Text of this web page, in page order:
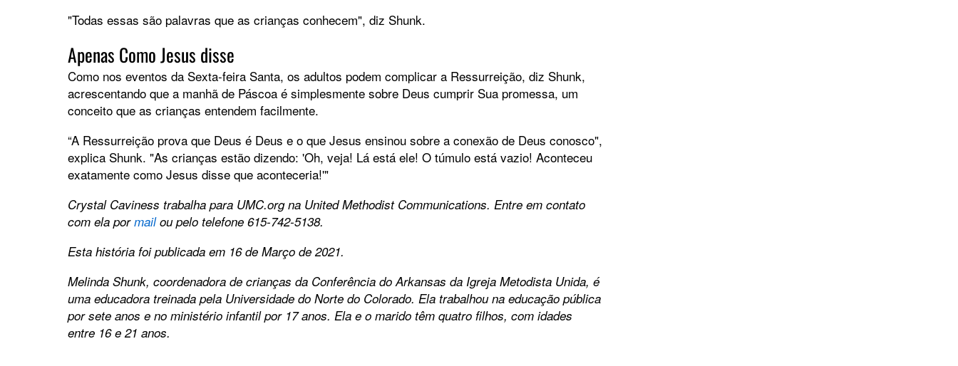
"Todas essas são palavras que as crianças conhecem", diz Shunk.
Apenas Como Jesus disse
Como nos eventos da Sexta-feira Santa, os adultos podem complicar a Ressurreição, diz Shunk,
acrescentando que a manhã de Páscoa é simplesmente sobre Deus cumprir Sua promessa, um
conceito que as crianças entendem facilmente.
“A Ressurreição prova que Deus é Deus e o que Jesus ensinou sobre a conexão de Deus conosco",
explica Shunk. "As crianças estão dizendo: 'Oh, veja! Lá está ele! O túmulo está vazio! Aconteceu
exatamente como Jesus disse que aconteceria!'"
Crystal Caviness trabalha para UMC.org na United Methodist Communications. Entre em contato
com ela pormailou pelo telefone 615-742-5138.
Esta história foi publicada em 16 de Março de 2021.
Melinda Shunk, coordenadora de crianças da Conferência do Arkansas da Igreja Metodista Unida, é
uma educadora treinada pela Universidade do Norte do Colorado. Ela trabalhou na educação pública
por sete anos e no ministério infantil por 17 anos. Ela e o marido têm quatro filhos, com idades
entre 16 e 21 anos.